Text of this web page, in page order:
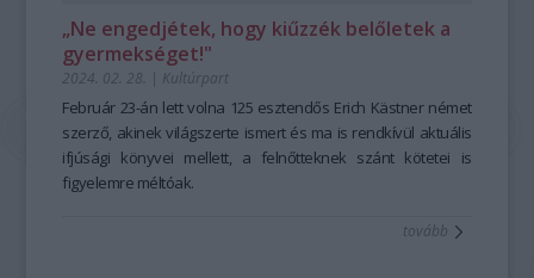
„Ne engedjétek, hogy kiűzzék belőletek a
gyermekséget!"
2024. 02. 28. | Kultúrpart
Február 23-án lett volna 125 esztendős Erich Kästner német
szerző, akinek világszerte ismert és ma is rendkívül aktuális
ifjúsági könyvei mellett, a felnőtteknek szánt kötetei is
figyelemre méltóak.
tovább